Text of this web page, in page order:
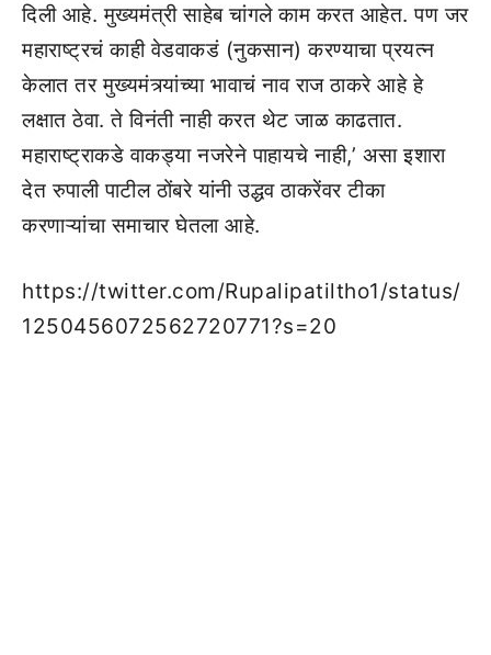
दिली आहे. मुख्यमंत्री साहेब चांगले काम करत आहेत. पण जर
महाराष्ट्रचं काही वेडवाकडं (नुकसान) करण्याचा प्रयत्न
केलात तर मुख्यमंत्र्यांच्या भावाचं नाव राज ठाकरे आहे हे
लक्षात ठेवा. ते विनंती नाही करत थेट जाळ काढतात.
महाराष्ट्राकडे वाकड्या नजरेने पाहायचे नाही,’ असा इशारा
देत रुपाली पाटील ठोंबरे यांनी उद्धव ठाकरेंवर टीका
करणाऱ्यांचा समाचार घेतला आहे.
https://twitter.com/Rupalipatiltho1/status/
1250456072562720771?s=20